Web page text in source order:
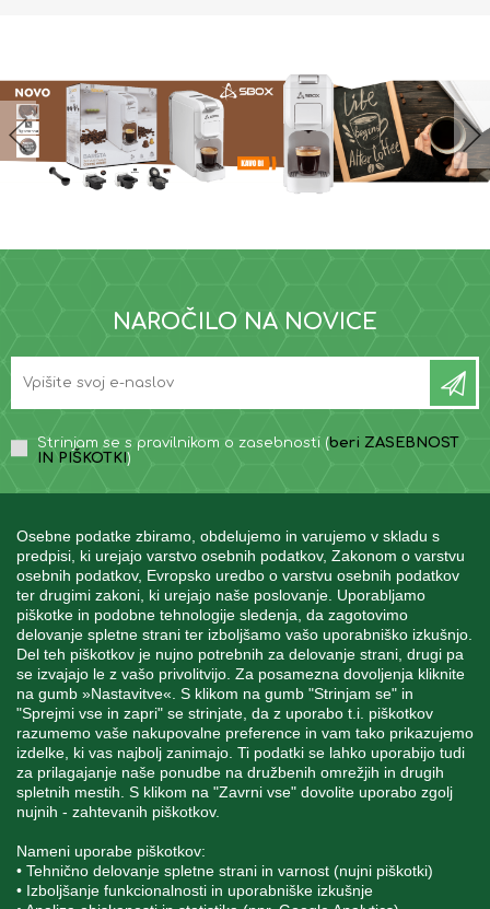
Osebne podatke zbiramo, obdelujemo in varujemo v skladu s
predpisi, ki urejajo varstvo osebnih podatkov, Zakonom o varstvu
osebnih podatkov, Evropsko uredbo o varstvu osebnih podatkov
ter drugimi zakoni, ki urejajo naše poslovanje. Uporabljamo
piškotke in podobne tehnologije sledenja, da zagotovimo
delovanje spletne strani ter izboljšamo vašo uporabniško izkušnjo.
Del teh piškotkov je nujno potrebnih za delovanje strani, drugi pa
se izvajajo le z vašo privolitvijo. Za posamezna dovoljenja kliknite
na gumb »Nastavitve«. S klikom na gumb "Strinjam se" in
"Sprejmi vse in zapri" se strinjate, da z uporabo t.i. piškotkov
razumemo vaše nakupovalne preference in vam tako prikazujemo
izdelke, ki vas najbolj zanimajo. Ti podatki se lahko uporabijo tudi
za prilagajanje naše ponudbe na družbenih omrežjih in drugih
spletnih mestih. S klikom na "Zavrni vse" dovolite uporabo zgolj
nujnih - zahtevanih piškotkov.
Nameni uporabe piškotkov:
• Tehnično delovanje spletne strani in varnost (nujni piškotki)
• Izboljšanje funkcionalnosti in uporabniške izkušnje
NAROČILO NA NOVICE
Strinjam se s pravilnikom o zasebnosti (beri ZASEBNOST
IN PIŠKOTKI )
INFORMACIJE
MOJ RAČUN
STORITEV ZA STRANKE
SPREMLJAJTE NAS